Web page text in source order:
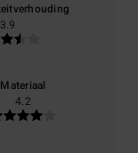
3.9
Materiaal
4.2